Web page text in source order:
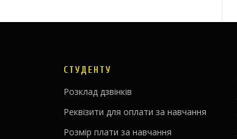
СТУДЕНТУ
Розклад дзвінків
Реквізити для оплати за навчання
Розмір плати за навчання